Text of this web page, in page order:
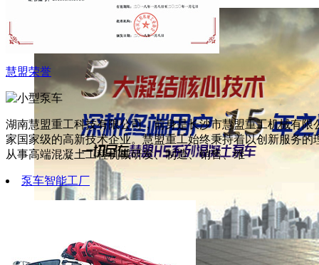
慧盟荣誉
湖南慧盟重工科技有限公司，前身是长沙市慧盟重工机械有
家国家级的高新技术企业。慧盟重工始终秉持着以创新服务
从事高端混凝土工程机械研发、制造、销售、维
泵车智能工厂